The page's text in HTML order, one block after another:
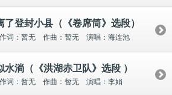
登封小县（《卷席筒》选段）
词：暂无 作曲：暂无 演唱：海连池
淌（《洪湖赤卫队》选段 ）
词：暂无 作曲：暂无 演唱：李娟